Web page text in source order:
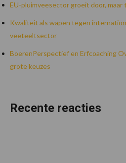
EU-pluimveesector groeit door, maar
Kwaliteit als wapen tegen
veeteeltsector
BoerenPerspectief en Erfcoaching
grote keuzes
Recente reacties